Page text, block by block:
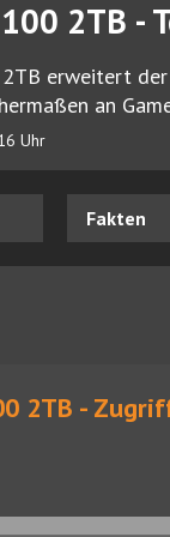
2TB -
erweitert
an
Uhr
Fakten
2TB -